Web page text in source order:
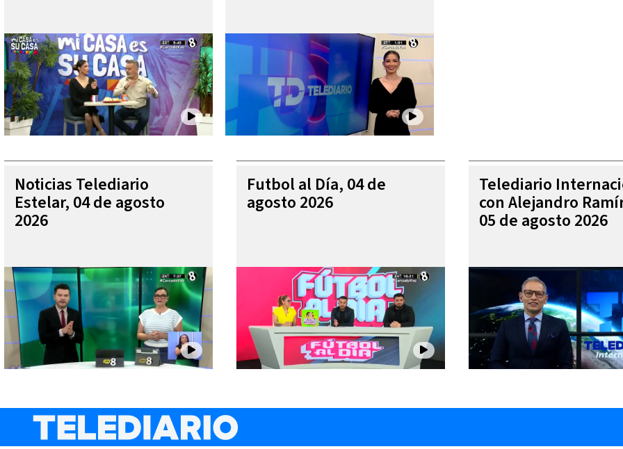
Noticias Telediario
Estelar, 04 de agosto
2026
Futbol al Día, 04 de
agosto 2026
Telediario
con Alejandro
05 de agosto 2026